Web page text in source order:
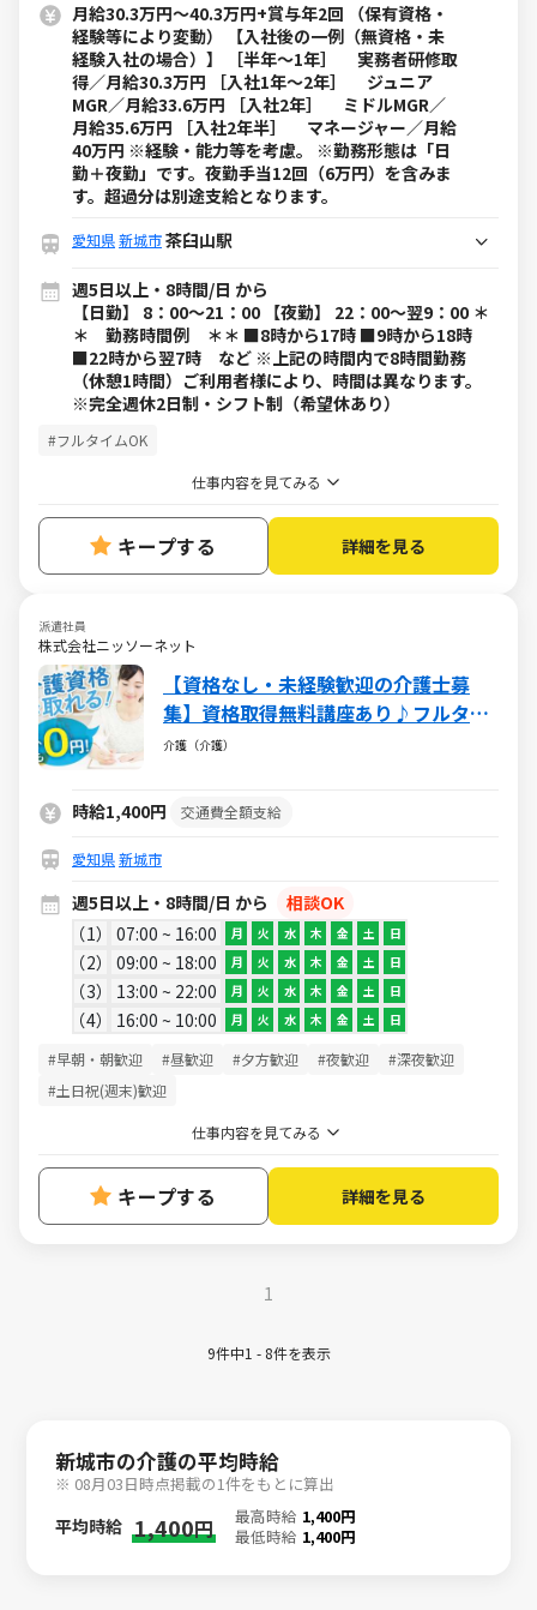
月給30.3万円～40.3万円+賞与年2回 （保有資格・
経験等により変動） 【入社後の一例（無資格・未
経験入社の場合）】 ［半年～1年］ 実務者研修取
得／月給30.3万円 ［入社1年～2年］ ジュニア
MGR／月給33.6万円 ［入社2年］ ミドルMGR／
月給35.6万円 ［入社2年半］ マネージャー／月給
40万円 ※経験・能力等を考慮。 ※勤務形態は「日
勤＋夜勤」です。夜勤手当12回（6万円）を含みま
す。超過分は別途支給となります。
愛知県新城市茶臼山駅
週5日以上・8時間/日 から
【日勤】 8：00～21：00 【夜勤】 22：00～翌9：00 ＊
＊ 勤務時間例 ＊＊ ■8時から17時 ■9時から18時
■22時から翌7時 など ※上記の時間内で8時間勤務
（休憩1時間）ご利用者様により、時間は異なります。
※完全週休2日制・シフト制（希望休あり）
#フルタイムOK
仕事内容を見てみる
キープする 詳細を見る
派遣社員
株式会社ニッソーネット
【資格なし・未経験歓迎の介護士募
集】資格取得無料講座あり♪フルタイ
ムで稼げる♪
介護（介護）
時給1,400円 交通費全額支給
愛知県新城市
週5日以上・8時間/日 から
相談OK
1
07:00 ~ 16:00 月 火 水 木 金 土 日
2 09:00 ~ 18:00 月 火 水 木 金 土 日
3 13:00 ~ 22:00 月 火 水 木 金 土 日
4 16:00 ~ 10:00 月 火 水 木 金 土 日
#早朝・朝歓迎 #昼歓迎 #夕方歓迎 #夜歓迎
#深夜歓迎
#土日祝(週末)歓迎
仕事内容を見てみる
キープする 詳細を見る
1
9件中1 - 8件を表示
新城市の介護の平均時給
※ 08月03日時点掲載の1件をもとに算出
平均時給 1,400円 最高時給 1,400円
最低時給 1,400円